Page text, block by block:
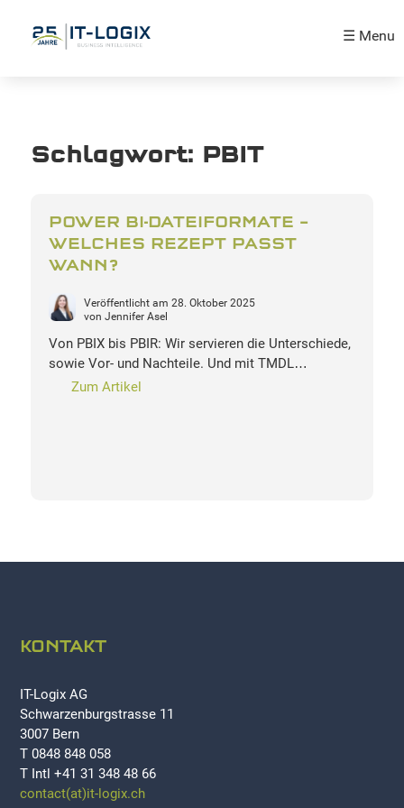
☰ Menu
Schlagwort: PBIT
POWER BI-DATEIFORMATE –
WELCHES REZEPT PASST
WANN?
Veröffentlicht am 28. Oktober 2025
von Jennifer Asel
Von PBIX bis PBIR: Wir servieren die Unterschiede,
sowie Vor- und Nachteile. Und mit TMDL…
Zum Artikel
KONTAKT
IT-Logix AG
Schwarzenburgstrasse 11
3007 Bern
T 0848 848 058
T Intl +41 31 348 48 66
contact(at)it-logix.ch